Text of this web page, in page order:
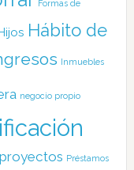
Formas de
Hábito de
Inmuebles
negocio propio
proyectos Préstamos